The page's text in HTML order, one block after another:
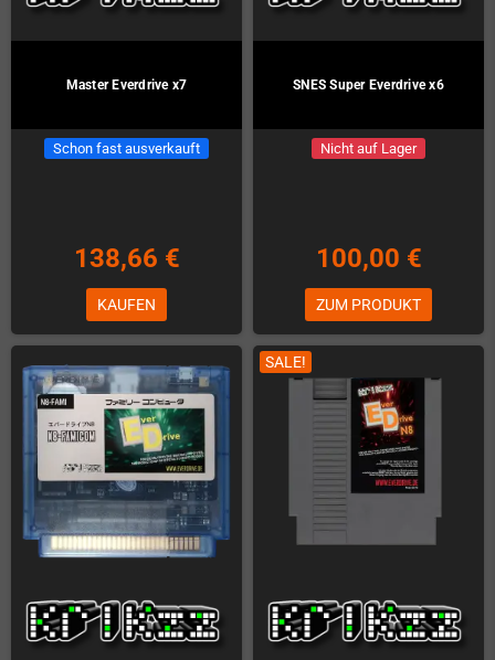
Master Everdrive x7
Schon fast ausverkauft
138,66 €
KAUFEN
SNES Super Everdrive x6
Nicht auf Lager
100,00 €
ZUM PRODUKT
SALE!